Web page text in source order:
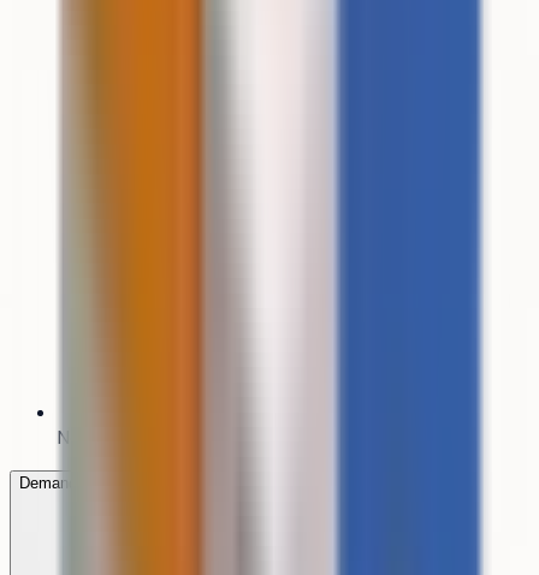
Nouvelle-Aquitaine
Demander la documentation